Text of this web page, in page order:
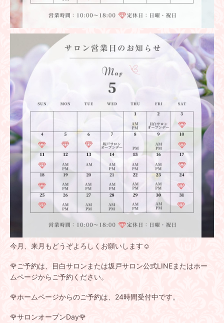
今月、来月もどうぞよろしくお願いします☺
🌹ご予約は、目白サロンまたは坂戸サロン公式LINEまたはホー
ムページからご予約ください。
🌹ホームページからのご予約は、24時間受付中です。
🌹サロンオープンDay🌹